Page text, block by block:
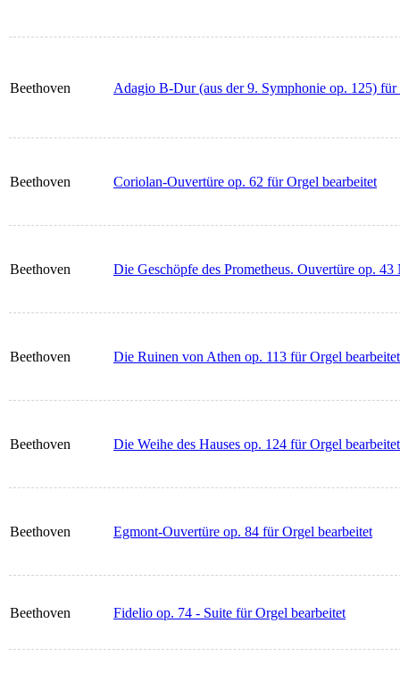
Beethoven Adagio B-Dur (aus der 9. Symphonie op. 125) für
Beethoven Coriolan-Ouvertüre op. 62 für Orgel bearbeitet
Beethoven Die Geschöpfe des Prometheus. Ouvertüre op. 43
Beethoven Die Ruinen von Athen op. 113 für Orgel bearbeitet
Beethoven Die Weihe des Hauses op. 124 für Orgel bearbeitet
Beethoven Egmont-Ouvertüre op. 84 für Orgel bearbeitet
Beethoven Fidelio op. 74 - Suite für Orgel bearbeitet